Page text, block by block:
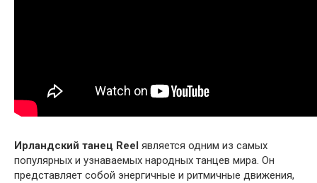
Ирландский танец Reel является одним из самых
популярных и узнаваемых народных танцев мира. Он
представляет собой энергичные и ритмичные движения,